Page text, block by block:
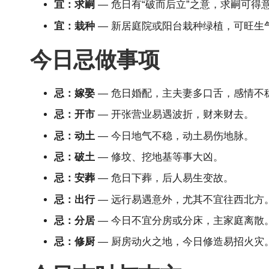
宜：求嗣 — 危日有“破而后立”之意，求嗣可得
宜：栽种 — 新居庭院或阳台栽种绿植，可旺生
今日忌做事项
忌：嫁娶 — 危日婚配，主夫妻多口舌，感情不
忌：开市 — 开张营业易遇波折，财来财去。
忌：动土 — 今日地气不稳，动土易伤地脉。
忌：破土 — 修坟、挖地基等事大凶。
忌：安葬 — 危日下葬，后人易生变故。
忌：出行— 远行易遇意外，尤其不宜往西北方。
忌：分居 — 今日不宜分房或分床，主家庭离散。
忌：修厨 — 厨房动火之地，今日修造易招火灾。